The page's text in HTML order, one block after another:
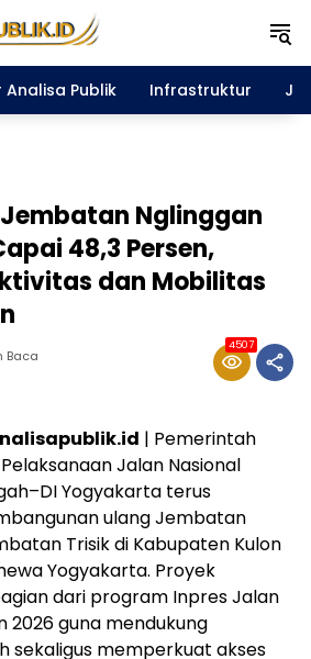
Analisa Publik Infrastruktur
Nglinggan
48,3 Persen,
dan Mobilitas
Baca
4507
| Pemerintah
Jalan Nasional
Yogyakarta terus
ulang Jembatan
Trisik di Kabupaten Kulon
Yogyakarta. Proyek
dari program Inpres Jalan
2026 guna mendukung
sekaligus memperkuat akses